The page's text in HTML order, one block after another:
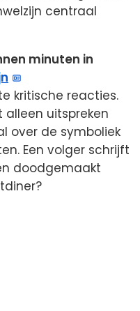
centraal
minuten in
kritische reacties.
alleen uitspreken
over de symboliek
Een volger schrijft
doodgemaakt